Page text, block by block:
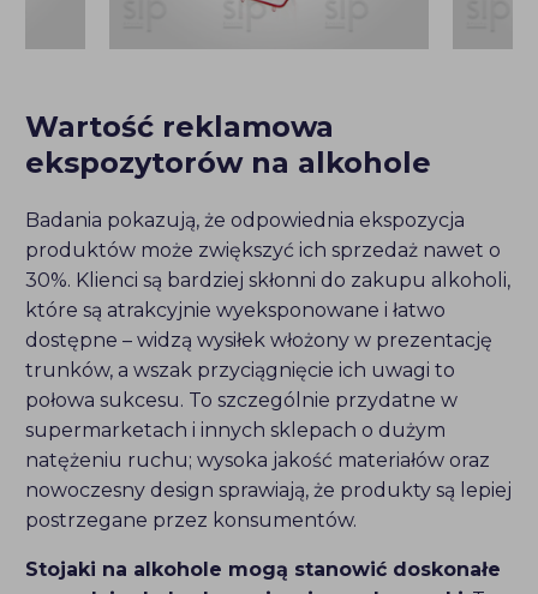
Wartość reklamowa
ekspozytorów na alkohole
Badania pokazują, że odpowiednia ekspozycja
produktów może zwiększyć ich sprzedaż nawet o
30%. Klienci są bardziej skłonni do zakupu alkoholi,
które są atrakcyjnie wyeksponowane i łatwo
dostępne – widzą wysiłek włożony w prezentację
trunków, a wszak przyciągnięcie ich uwagi to
połowa sukcesu. To szczególnie przydatne w
supermarketach i innych sklepach o dużym
natężeniu ruchu; wysoka jakość materiałów oraz
nowoczesny design sprawiają, że produkty są lepiej
postrzegane przez konsumentów.
Stojaki na alkohole mogą stanowić doskonałe